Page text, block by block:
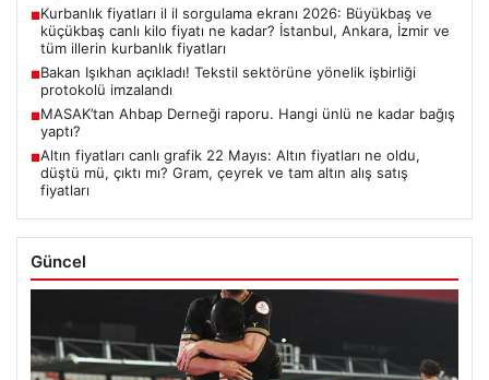
■Kurbanlık fiyatları il il sorgulama ekranı 2026: Büyükbaş ve
küçükbaş canlı kilo fiyatı ne kadar? İstanbul, Ankara, İzmir ve
tüm illerin kurbanlık fiyatları
■Bakan Işıkhan açıkladı! Tekstil sektörüne yönelik işbirliği
protokolü imzalandı
■MASAK’tan Ahbap Derneği raporu. Hangi ünlü ne kadar bağış
yaptı?
■Altın fiyatları canlı grafik 22 Mayıs: Altın fiyatları ne oldu,
düştü mü, çıktı mı? Gram, çeyrek ve tam altın alış satış
fiyatları
Güncel